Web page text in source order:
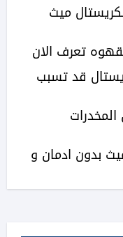
ميث
قد تسبب
بدون ادمان و